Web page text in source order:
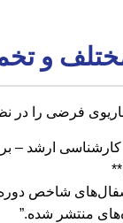
و
فرضی را در
کارشناسی
شاخص
منتشر شده.”